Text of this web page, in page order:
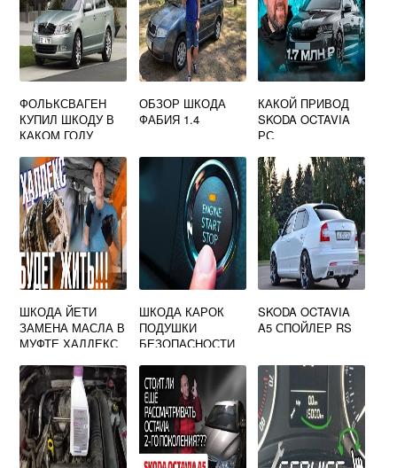
ФОЛЬКСВАГЕН
КУПИЛ ШКОДУ В
КАКОМ ГОДУ
ОБЗОР ШКОДА
ФАБИЯ 1.4
КАКОЙ ПРИВОД
SKODA OCTAVIA
РС
ШКОДА ЙЕТИ
ЗАМЕНА МАСЛА В
МУФТЕ ХАЛДЕКС
ШКОДА КАРОК
ПОДУШКИ
БЕЗОПАСНОСТИ
SKODA OCTAVIA
A5 СПОЙЛЕР RS